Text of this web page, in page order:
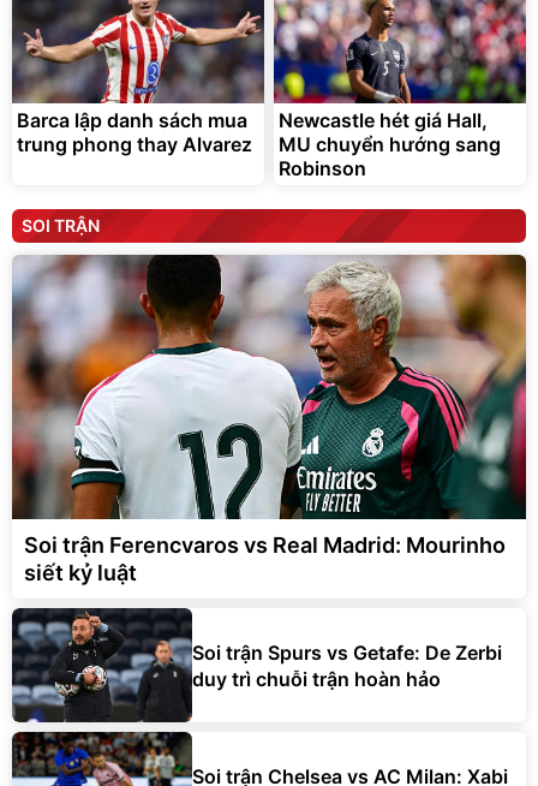
Barca lập danh sách mua
trung phong thay Alvarez
Newcastle hét giá Hall,
MU chuyển hướng sang
Robinson
SOI TRẬN
Soi trận Ferencvaros vs Real Madrid: Mourinho
siết kỷ luật
Soi trận Spurs vs Getafe: De Zerbi
duy trì chuỗi trận hoàn hảo
Soi trận Chelsea vs AC Milan: Xabi